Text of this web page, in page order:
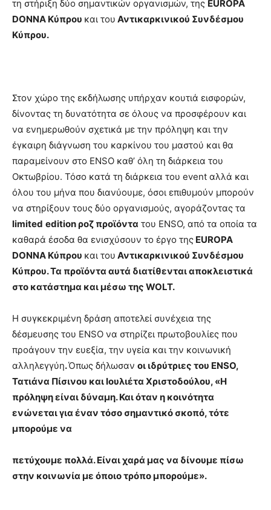
τη στήριξη δύο σημαντικών οργανισμών, της EUROPA
DONNA Κύπρου και του Αντικαρκινικού Συνδέσμου
Κύπρου.
Στον χώρο της εκδήλωσης υπήρχαν κουτιά εισφορών,
δίνοντας τη δυνατότητα σε όλους να προσφέρουν και
να ενημερωθούν σχετικά με την πρόληψη και την
έγκαιρη διάγνωση του καρκίνου του μαστού και θα
παραμείνουν στο ENSO καθ’ όλη τη διάρκεια του
Οκτωβρίου. Τόσο κατά τη διάρκεια του event αλλά και
όλου του μήνα που διανύουμε, όσοι επιθυμούν μπορούν
να στηρίξουν τους δύο οργανισμούς, αγοράζοντας τα
limited editionροζ προϊόντα του ENSO, από τα οποία τα
καθαρά έσοδα θα ενισχύσουν το έργο της EUROPA
DONNA Κύπρου και του Αντικαρκινικού Συνδέσμου
Κύπρου. Τα προϊόντα αυτά διατίθενται αποκλειστικά
στο κατάστημα και μέσω της WOLT.
Η συγκεκριμένη δράση αποτελεί συνέχεια της
δέσμευσης του ENSO να στηρίζει πρωτοβουλίες που
προάγουν την ευεξία, την υγεία και την κοινωνική
αλληλεγγύη.Όπως δήλωσαν οι ιδρύτριες του ENSO,
Τατιάνα Πίσινου και Ιουλιέτα Χριστοδούλου, «Η
πρόληψη είναι δύναμη. Και όταν η κοινότητα
ενώνεται για έναν τόσο σημαντικό σκοπό, τότε
μπορούμε να
πετύχουμε πολλά.Eίναι χαρά μας να δίνουμε πίσω
στην κοινωνία με όποιο τρόπο μπορούμε».